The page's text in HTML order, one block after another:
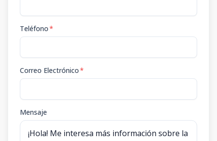
Teléfono*
Correo Electrónico*
Mensaje